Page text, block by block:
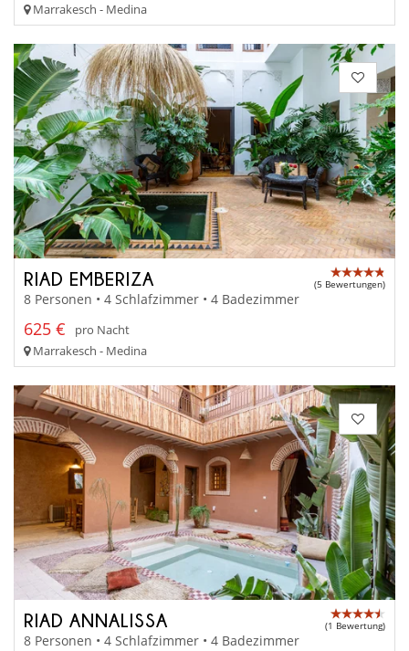
Marrakesch - Medina
RIAD EMBERIZA (5 Bewertungen)
8 Personen • 4 Schlafzimmer • 4 Badezimmer
625 €
pro Nacht
Marrakesch - Medina
RIAD ANNALISSA (1 Bewertung)
8 Personen • 4 Schlafzimmer • 4 Badezimmer